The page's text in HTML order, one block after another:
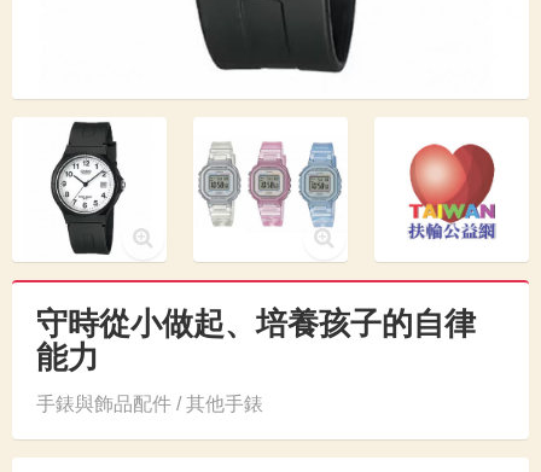
守時從小做起、培養孩子的自律
能力
手錶與飾品配件 / 其他手錶